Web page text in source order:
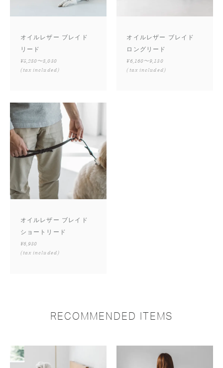
オイルレザー ブレイド
リード
¥5,280〜8,030
(tax included)
オイルレザー ブレイド
ロングリード
¥6,160〜9,130
(tax included)
オイルレザー ブレイド
ショートリード
¥6,930
(tax included)
RECOMMENDED ITEMS